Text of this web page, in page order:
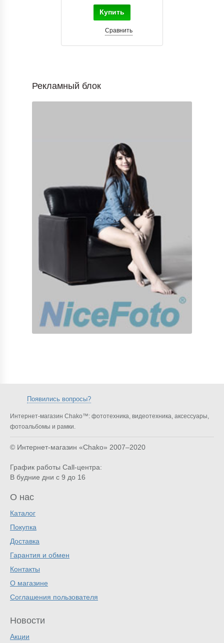
Купить
Сравнить
Рекламный блок
Появились вопросы?
Интернет-магазин Chako™: фототехника, видеотехника, аксессуары,
фотоальбомы и рамки.
© Интернет-магазин «Chako» 2007–2020
График работы Call-центра:
В будние дни с 9 до 16
О нас
Каталог
Покупка
Доставка
Гарантия и обмен
Контакты
О магазине
Соглашения пользователя
Новости
Акции